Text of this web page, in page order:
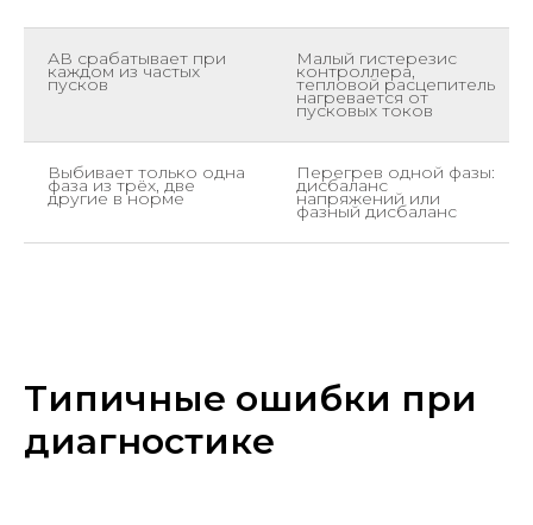
АВ срабатывает при
каждом из частых
пусков
Малый гистерезис
контроллера,
тепловой расцепитель
нагревается от
пусковых токов
Выбивает только одна
фаза из трёх, две
другие в норме
Перегрев одной фазы:
дисбаланс
напряжений или
фазный дисбаланс
Типичные ошибки при
диагностике